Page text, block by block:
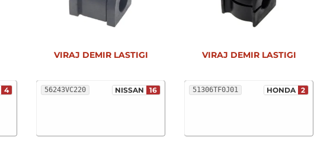
4 56243VC220 NISSAN 16
VIRAJ DEMIR LASTIGI
51306TF0J01 HONDA 2
VIRAJ DEMIR LASTIGI